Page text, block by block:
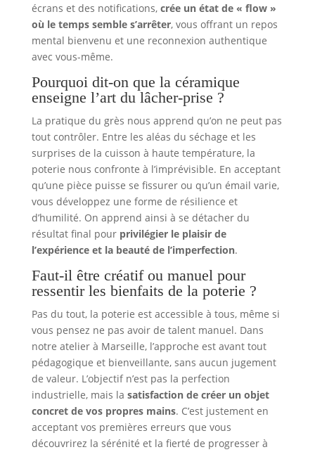
écrans et des notifications, crée un état de « flow »
où le temps semble s’arrêter, vous offrant un repos
mental bienvenu et une reconnexion authentique
avec vous-même.
Pourquoi dit-on que la céramique
enseigne l’art du lâcher-prise ?
La pratique du grès nous apprend qu’on ne peut pas
tout contrôler. Entre les aléas du séchage et les
surprises de la cuisson à haute température, la
poterie nous confronte à l’imprévisible. En acceptant
qu’une pièce puisse se fissurer ou qu’un émail varie,
vous développez une forme de résilience et
d’humilité. On apprend ainsi à se détacher du
résultat final pour privilégier le plaisir de
l’expérience et la beauté de l’imperfection.
Faut-il être créatif ou manuel pour
ressentir les bienfaits de la poterie ?
Pas du tout, la poterie est accessible à tous, même si
vous pensez ne pas avoir de talent manuel. Dans
notre atelier à Marseille, l’approche est avant tout
pédagogique et bienveillante, sans aucun jugement
de valeur. L’objectif n’est pas la perfection
industrielle, mais la satisfaction de créer un objet
concret de vos propres mains. C’est justement en
acceptant vos premières erreurs que vous
découvrirez la sérénité et la fierté de progresser à